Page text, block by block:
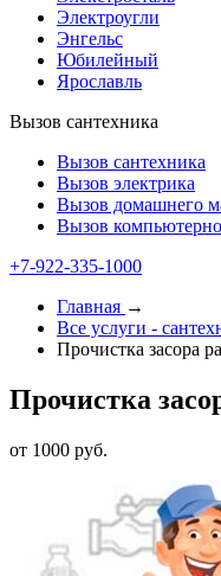
Электроугли
Энгельс
Юбилейный
Ярославль
Вызов сантехника
Вызов сантехника
Вызов электрика
Вызов домашнего
Вызов
+7-922-335-1000
Главная →
Все услуги -
Прочистка засора
Прочистка
от 1000 руб.